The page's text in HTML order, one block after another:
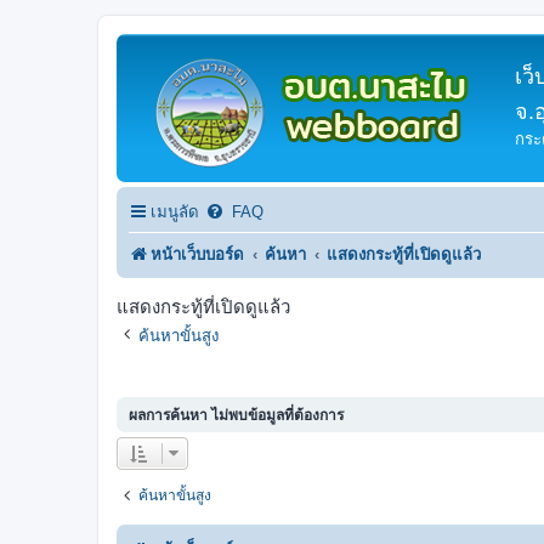
เ
จ.
กร
เมนูลัด FAQ
หน้าเว็บบอร์ด ค้นหา แสดงกระทู้ที่เปิดดูแล้ว
แสดงกระทู้ที่เปิดดูแล้ว
ค้นหาขั้นสูง
ผลการค้นหา ไม่พบข้อมูลที่ต้องการ
ค้นหาขั้นสูง